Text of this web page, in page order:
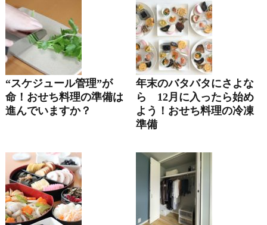
“スケジュール管理”が
命！おせち料理の準備は
進んでいますか？
年末のバタバタにさよな
ら 12月に入ったら始め
よう！おせち料理の冷凍
準備